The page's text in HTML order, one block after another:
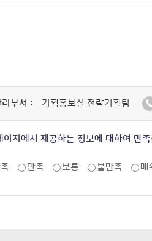
부서 : 기획홍보실 전략기획팀
이지에서 제공하는 정보에 대하여 만
만족 보통 불만족 매